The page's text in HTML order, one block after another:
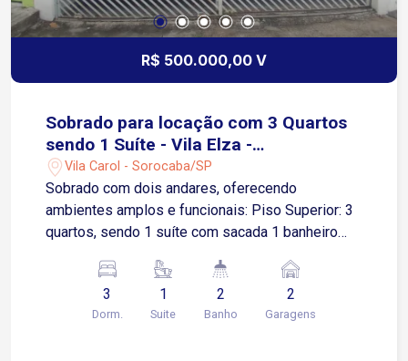
descanso e redário, ideais para momentos de
lazer e relaxamento Quiosque para convivência e
confraternizações Mini mercado interno, trazendo
mais comodidade aos moradores Bicicletário
R$ 500.000,00 V
Sobrado para locação com 3 Quartos
sendo 1 Suíte - Vila Elza -
Sorocaba/SP
Vila Carol - Sorocaba/SP
Sobrado com dois andares, oferecendo
ambientes amplos e funcionais: Piso Superior: 3
quartos, sendo 1 suíte com sacada 1 banheiro
integradas 1 banheiro social Área de luz Cozinha
e sala de jantar integradas Nos fundos: 1
dormitório adicional Lavanderia Lavabo Garagem
3
Dorm.
1
Suite
2
Banho
2
Garagens